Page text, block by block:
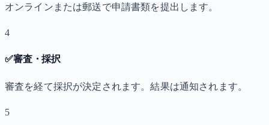
オンラインまたは郵送で申請書類を提出します。
4
✅審査・採択
審査を経て採択が決定されます。結果は通知されます。
5